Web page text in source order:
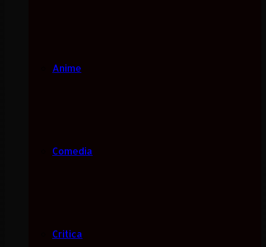
Anime
Comedia
Critica